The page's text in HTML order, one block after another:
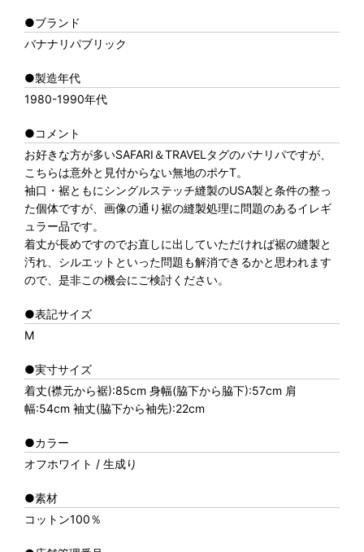
●ブランド
バナナリパブリック
●製造年代
1980-1990年代
●コメント
お好きな方が多いSAFARI＆TRAVELタグのバナリパですが、
こちらは意外と見付からない無地のポケT。
袖口・裾ともにシングルステッチ縫製のUSA製と条件の整っ
た個体ですが、画像の通り裾の縫製処理に問題のあるイレギ
ュラー品です。
着丈が長めですのでお直しに出していただければ裾の縫製と
汚れ、シルエットといった問題も解消できるかと思われます
ので、是非この機会にご検討ください。
●表記サイズ
M
●実寸サイズ
着丈(襟元から裾):85cm 身幅(脇下から脇下):57cm 肩
幅:54cm 袖丈(脇下から袖先):22cm
●カラー
オフホワイト / 生成り
●素材
コットン100％